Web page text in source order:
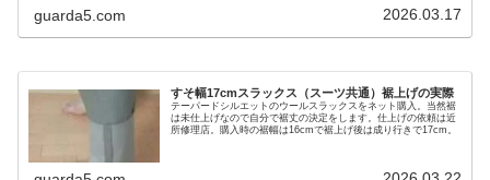
guarda5.com 2026.03.17
すそ幅17cmスラックス（スーツ共通）裾上げの実際
テーパードシルエットのウールスラックスをネット購入。当然裾
は未仕上げなので自分で裾丈の決定をします。仕上げの依頼は近
所修理店。購入時の裾幅は16cmで裾上げ後は成り行きで17cm。